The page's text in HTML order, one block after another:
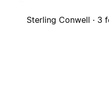
Sterling Conwell · 3